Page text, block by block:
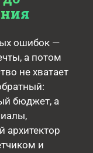
ошибок —
а потом
не хватает
бюджет, а
архитектор
и